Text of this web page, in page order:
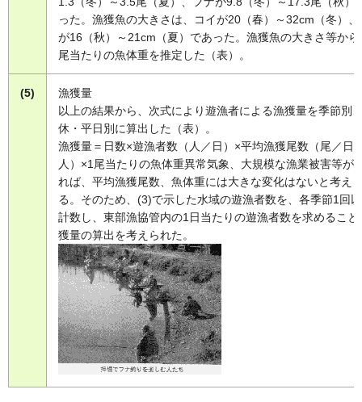
った。漁獲魚の大きさは、コイが20（春）～32cm（冬）、
が16（秋）～21cm（夏）であった。漁獲魚の大きさ等から
尾当たりの魚体重を推定した（表）。
(5)
漁獲量
以上の結果から、次式により遊漁者による漁獲量を季節別
休・平日別に算出した（表）。
漁獲量＝日数×遊漁者数（人／日）×平均漁獲尾数（尾／日
人）×1尾当たりの魚体重異常気象、大規模な漁業被害等が
れば、平均漁獲尾数、魚体重には大きな変化はないと考え
る。そのため、(3)で示した水域の遊漁者数を、各季節1回
計数し、東部漁協管内の1日当たりの遊漁者数を求めること
獲量の算出を考えられた。